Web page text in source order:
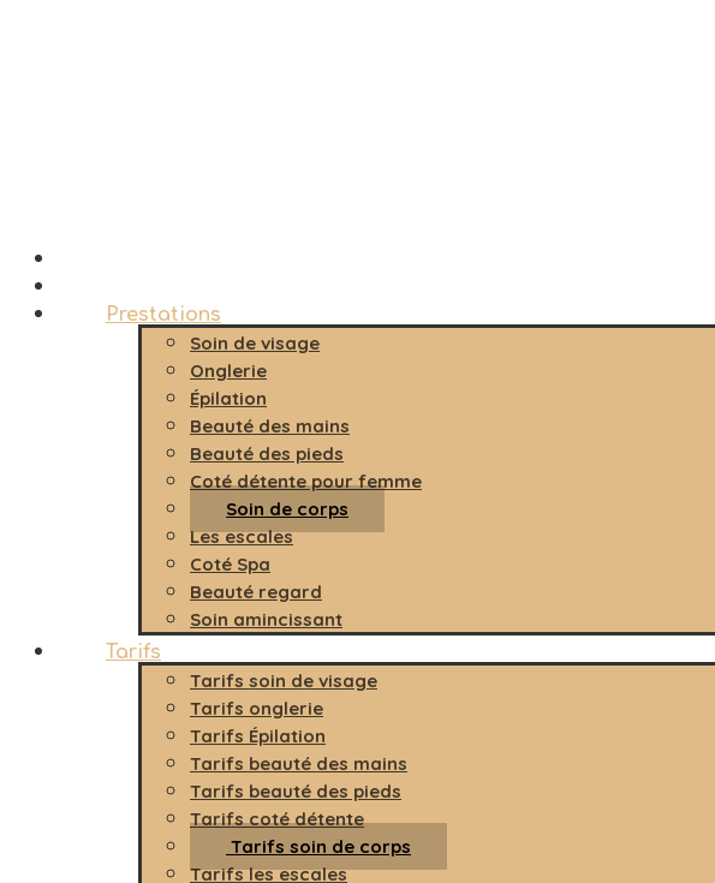
Prestations
Soin de visage
Onglerie
Épilation
Beauté des mains
Beauté des pieds
Coté détente pour femme
Soin de corps
Les escales
Coté Spa
Beauté regard
Soin amincissant
Tarifs
Tarifs soin de visage
Tarifs onglerie
Tarifs Épilation
Tarifs beauté des mains
Tarifs beauté des pieds
Tarifs coté détente
Tarifs soin de corps
Tarifs les escales